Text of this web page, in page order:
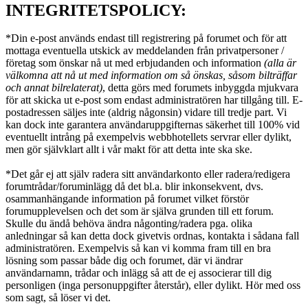
INTEGRITETSPOLICY:
*Din e-post används endast till registrering på forumet och för att
mottaga eventuella utskick av meddelanden från privatpersoner /
företag som önskar nå ut med erbjudanden och information (alla är
välkomna att nå ut med information om så önskas, såsom bilträffar
och annat bilrelaterat), detta görs med forumets inbyggda mjukvara
för att skicka ut e-post som endast administratören har tillgång till. E-
postadressen säljes inte (aldrig någonsin) vidare till tredje part. Vi
kan dock inte garantera användaruppgifternas säkerhet till 100% vid
eventuellt intrång på exempelvis webbhotellets servrar eller dylikt,
men gör självklart allt i vår makt för att detta inte ska ske.
*Det går ej att själv radera sitt användarkonto eller radera/redigera
forumtrådar/foruminlägg då det bl.a. blir inkonsekvent, dvs.
osammanhängande information på forumet vilket förstör
forumupplevelsen och det som är själva grunden till ett forum.
Skulle du ändå behöva ändra någonting/radera pga. olika
anledningar så kan detta dock givetvis ordnas, kontakta i sådana fall
administratören. Exempelvis så kan vi komma fram till en bra
lösning som passar både dig och forumet, där vi ändrar
användarnamn, trådar och inlägg så att de ej associerar till dig
personligen (inga personuppgifter återstår), eller dylikt. Hör med oss
som sagt, så löser vi det.